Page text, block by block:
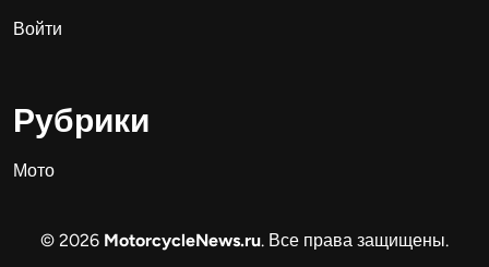
Войти
Рубрики
Мото
© 2026 MotorcycleNews.ru. Все права защищены.